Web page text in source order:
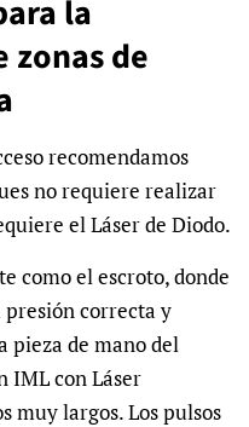
la
zonas de
recomendamos
no requiere realizar
el Láser de Diodo.
como el escroto, donde
correcta y
pieza de mano del
IML con Láser
muy largos. Los pulsos